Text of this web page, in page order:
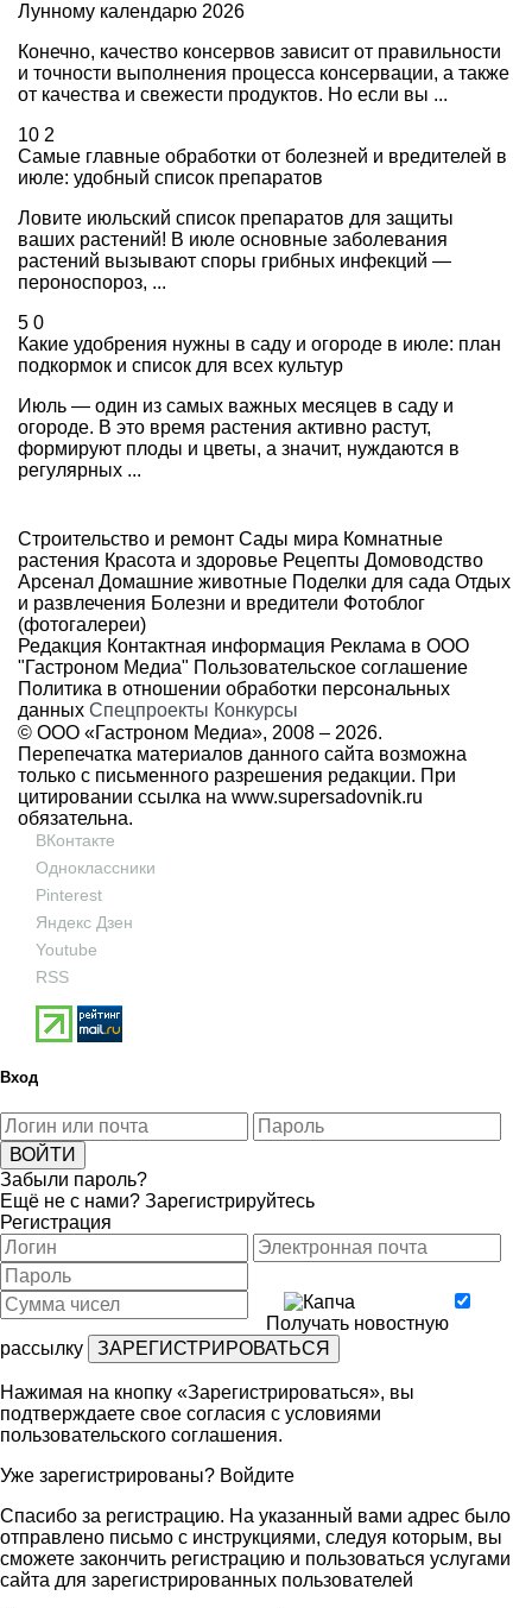
Лунному календарю 2026
Конечно, качество консервов зависит от правильности
и точности выполнения процесса консервации, а также
от качества и свежести продуктов. Но если вы ...
10 2
Самые главные обработки от болезней и вредителей в
июле: удобный список препаратов
Ловите июльский список препаратов для защиты
ваших растений! В июле основные заболевания
растений вызывают споры грибных инфекций —
пероноспороз, ...
5 0
Какие удобрения нужны в саду и огороде в июле: план
подкормок и список для всех культур
Июль — один из самых важных месяцев в саду и
огороде. В это время растения активно растут,
формируют плоды и цветы, а значит, нуждаются в
регулярных ...
Строительство и ремонт Сады мира Комнатные
растения Красота и здоровье Рецепты Домоводство
Арсенал Домашние животные Поделки для сада Отдых
и развлечения Болезни и вредители Фотоблог
(фотогалереи)
Редакция Контактная информация Реклама в ООО
"Гастроном Медиа" Пользовательское соглашение
Политика в отношении обработки персональных
данных Спецпроекты Конкурсы
© ООО «Гастроном Медиа», 2008 – 2026.
Перепечатка материалов данного сайта возможна
только с письменного разрешения редакции. При
цитировании ссылка на www.supersadovnik.ru
обязательна.
ВКонтакте
Одноклассники
Pinterest
Яндекс Дзен
Youtube
RSS
Вход
Забыли пароль?
Ещё не с нами? Зарегистрируйтесь
Регистрация
Получать новостную
рассылку
Нажимая на кнопку «Зарегистрироваться», вы
подтверждаете свое согласия с условиями
пользовательского соглашения.
Уже зарегистрированы? Войдите
Спасибо за регистрацию. На указанный вами адрес было
отправлено письмо с инструкциями, следуя которым, вы
сможете закончить регистрацию и пользоваться услугами
сайта для зарегистрированных пользователей